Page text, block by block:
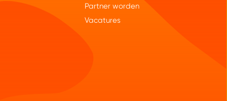
Partner worden
Vacatures